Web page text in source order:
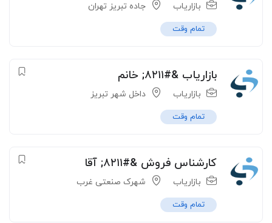
بازاریاب جاده تبریز تهران
تمام وقت
بازاریاب &#۸۲۱۱; خانم
بازاریاب داخل شهر تبریز
تمام وقت
کارشناس فروش &#۸۲۱۱; آقا
بازاریاب شهرک صنعتی غرب
تمام وقت